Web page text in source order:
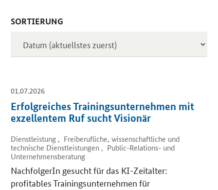
SORTIERUNG
01.07.2026
Erfolgreiches Trainingsunternehmen mit
exzellentem Ruf sucht Visionär
Dienstleistung , Freiberufliche, wissenschaftliche und
technische Dienstleistungen , Public-Relations- und
Unternehmensberatung
NachfolgerIn gesucht für das KI-Zeitalter:
profitables Trainingsunternehmen für